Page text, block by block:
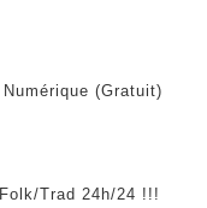
(gratuit)
Trad 24h/24 !!!